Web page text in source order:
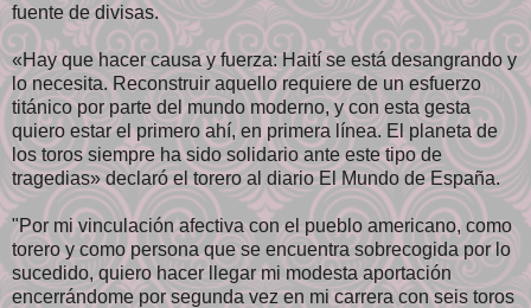
fuente de divisas.
«Hay que hacer causa y fuerza: Haití se está desangrando y
lo necesita. Reconstruir aquello requiere de un esfuerzo
titánico por parte del mundo moderno, y con esta gesta
quiero estar el primero ahí, en primera línea. El planeta de
los toros siempre ha sido solidario ante este tipo de
tragedias» declaró el torero al diario El Mundo de España.
"Por mi vinculación afectiva con el pueblo americano, como
torero y como persona que se encuentra sobrecogida por lo
sucedido, quiero hacer llegar mi modesta aportación
encerrándome por segunda vez en mi carrera con seis toros